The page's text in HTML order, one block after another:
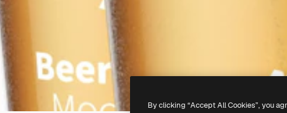
By clicking “Accept All Cookies”, you